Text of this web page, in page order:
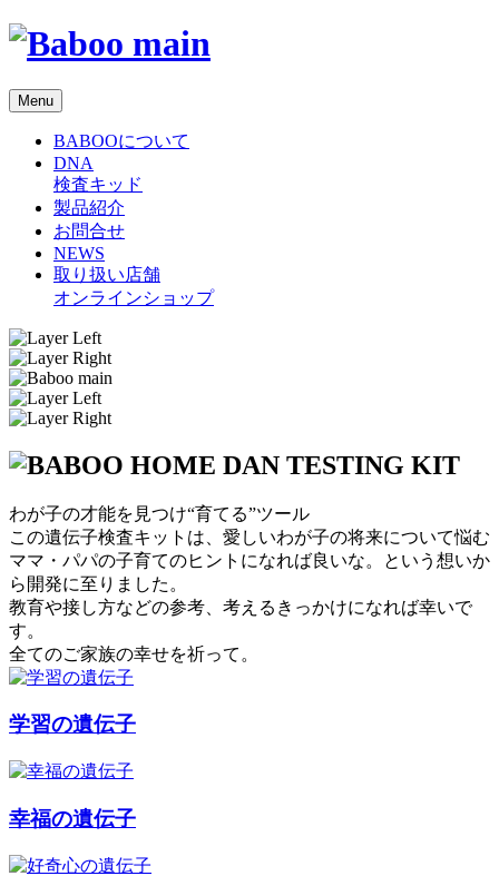
Menu
BABOOについて
DNA
検査キッド
製品紹介
お問合せ
NEWS
取り扱い店舗
オンラインショップ
わが子の才能を見つけ“育てる”ツール
この遺伝子検査キットは、愛しいわが子の将来について悩む
ママ・パパの子育てのヒントになれば良いな。という想いか
ら開発に至りました。
教育や接し方などの参考、考えるきっかけになれば幸いで
す。
全てのご家族の幸せを祈って。
学習の遺伝子
幸福の遺伝子